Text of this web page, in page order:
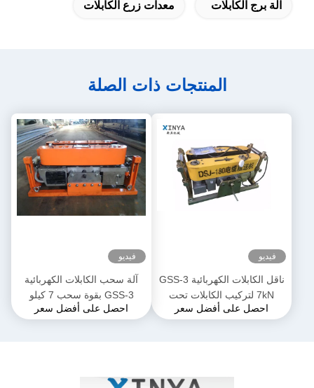
آلة برج الكابلات معدات زرع الكابلات
المنتجات ذات الصلة
فيديو
ناقل الكابلات الكهربائية GSS-3
7kN لتركيب الكابلات تحت
الأرض
احصل على أفضل سعر
فيديو
آلة سحب الكابلات الكهربائية
GSS-3 بقوة سحب 7 كيلو
نيوتن، معتمدة من CE وتصميم
احصل على أفضل سعر